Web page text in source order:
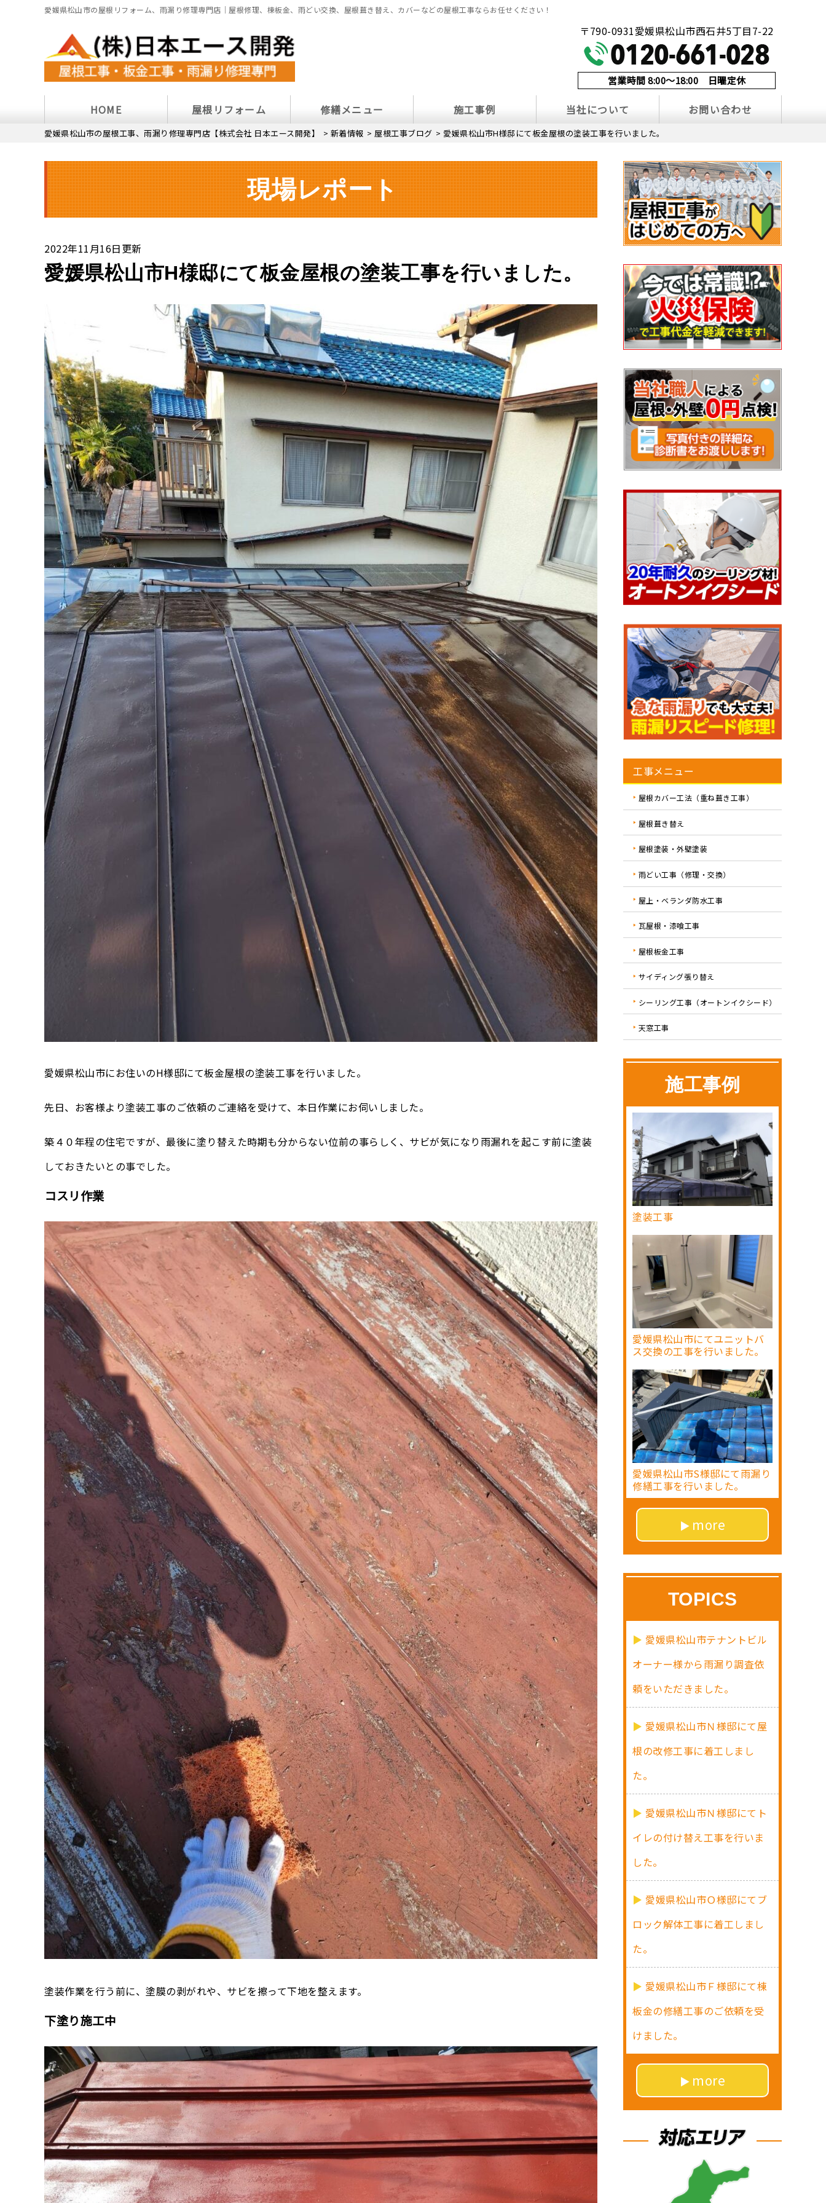
愛媛県松山市の屋根リフォーム、雨漏り修理専門店｜屋根修理、棟板金、雨どい交換、屋根葺き替え、カバーなどの屋根工事ならお任せください！
〒790-0931愛媛県松山市西石井5丁目7-22
営業時間 8:00～18:00 日曜定休
HOME 屋根リフォーム 修繕メニュー 施工事例 当社について お問い合わせ
愛媛県松山市の屋根工事、雨漏り修理専門店【株式会社 日本エース開発】 > 新着情報 > 屋根工事ブログ > 愛媛県松山市H様邸にて板金屋根の塗装工事を行いました。
現場レポート
2022年11月16日更新
愛媛県松山市H様邸にて板金屋根の塗装工事を行いました。
愛媛県松山市にお住いのH様邸にて板金屋根の塗装工事を行いました。
先日、お客様より塗装工事のご依頼のご連絡を受けて、本日作業にお伺いしました。
築４０年程の住宅ですが、最後に塗り替えた時期も分からない位前の事らしく、サビが気になり雨漏れを起こす前に塗装
しておきたいとの事でした。
コスリ作業
塗装作業を行う前に、塗膜の剥がれや、サビを擦って下地を整えます。
下塗り施工中
工事メニュー
屋根カバー工法（重ね葺き工事）
屋根葺き替え
屋根塗装・外壁塗装
雨どい工事（修理・交換）
屋上・ベランダ防水工事
瓦屋根・漆喰工事
屋根板金工事
サイディング張り替え
シーリング工事（オートンイクシード）
天窓工事
施工事例
塗装工事
愛媛県松山市にてユニットバ
ス交換の工事を行いました。
愛媛県松山市S様邸にて雨漏り
修繕工事を行いました。
more
TOPICS
愛媛県松山市テナントビル
オーナー様から雨漏り調査依
頼をいただきました。
愛媛県松山市Ｎ様邸にて屋
根の改修工事に着工しまし
た。
愛媛県松山市Ｎ様邸にてト
イレの付け替え工事を行いま
した。
愛媛県松山市Ｏ様邸にてブ
ロック解体工事に着工しまし
た。
愛媛県松山市Ｆ様邸にて棟
板金の修繕工事のご依頼を受
けました。
more